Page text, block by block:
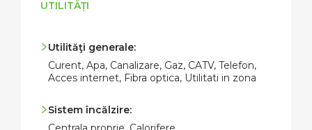
UTILITĂȚI
Utilităţi generale:
Curent, Apa, Canalizare, Gaz, CATV, Telefon,
Acces internet, Fibra optica, Utilitati in zona
Sistem încălzire: